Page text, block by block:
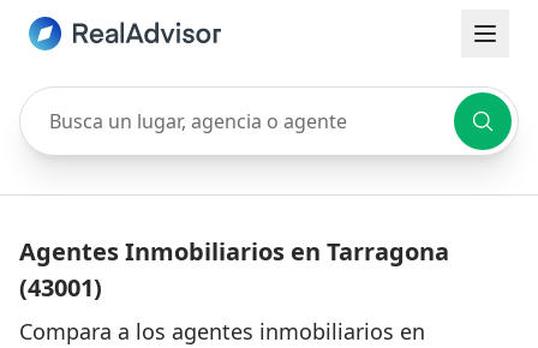
Busca un lugar, agencia o agente
Agentes Inmobiliarios en Tarragona
(43001)
Compara a los agentes inmobiliarios en